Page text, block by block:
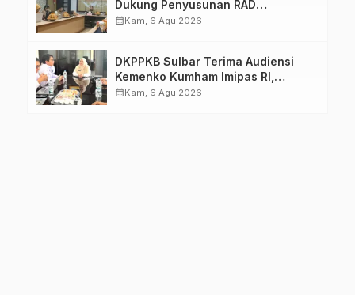
Dukung Penyusunan RAD
TPB/SDGs Sulawesi Barat
calendar_monthKam, 6 Agu 2026
DKPPKB Sulbar Terima Audiensi
Kemenko Kumham Imipas RI,
Perkuat Pelayanan Kesehatan bagi
calendar_monthKam, 6 Agu 2026